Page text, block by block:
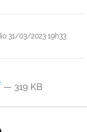
31/03/2023 19h33
— 319 KB